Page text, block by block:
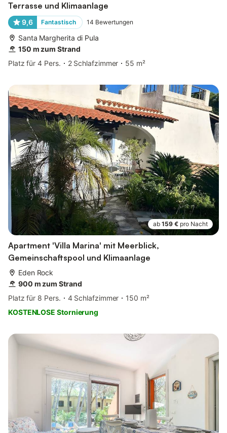
Terrasse und Klimaanlage
9,6 Fantastisch 14 Bewertungen
Santa Margherita di Pula
150 m zum Strand
Platz für 4 Pers.
2 Schlafzimmer 55 m²
ab 159 € pro Nacht
Apartment 'Villa Marina' mit Meerblick,
Gemeinschaftspool und Klimaanlage
Eden Rock
900 m zum Strand
Platz für 8 Pers.
4 Schlafzimmer
150 m²
KOSTENLOSE Stornierung